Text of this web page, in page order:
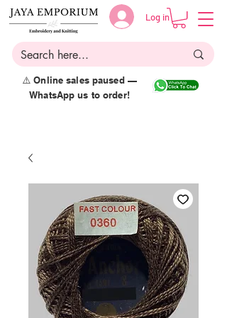
Log in
⚠️ Online sales paused —
WhatsApp us to order!